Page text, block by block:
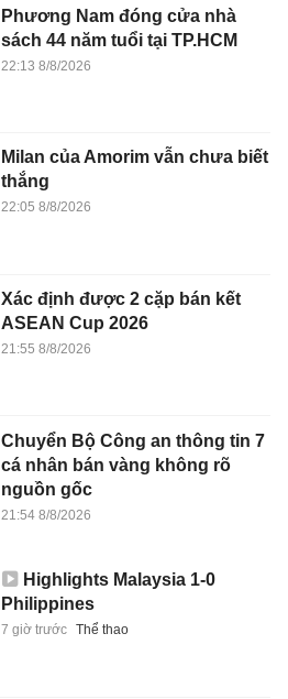
Phương Nam đóng cửa nhà
sách 44 năm tuổi tại TP.HCM
22:13 8/8/2026
Milan của Amorim vẫn chưa biết
thắng
22:05 8/8/2026
Xác định được 2 cặp bán kết
ASEAN Cup 2026
21:55 8/8/2026
Chuyển Bộ Công an thông tin 7
cá nhân bán vàng không rõ
nguồn gốc
21:54 8/8/2026
Highlights Malaysia 1-0
Philippines
7 giờ trước Thể thao